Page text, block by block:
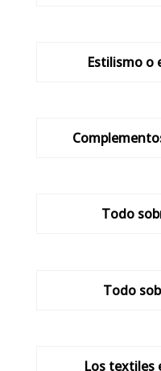
Estilismo o
Todo
Todo
Los textiles